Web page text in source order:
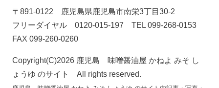
〒891-0122 鹿児島県鹿児島市南栄3丁目30-2
フリーダイヤル 0120-015-197 TEL 099-268-0153
FAX 099-260-0260
Copyright(C)2026 鹿児島 味噌醤油屋 かねよ みそ し
ょうゆ のサイト All rights reserved.